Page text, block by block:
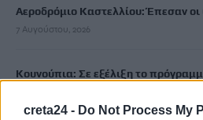
creta24 - Do Not Process My
Αεροδρόμιο Καστελλίου: Έπεσαν
7 Αυγούστου, 2026
Κουνούπια: Σε εξέλιξη το
οι πολίτες